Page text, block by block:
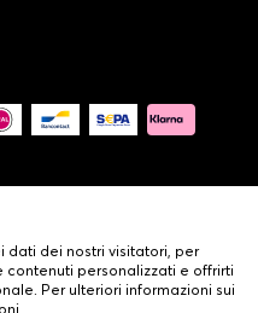
dati dei nostri visitatori, per
contenuti personalizzati e offrirti
Per ulteriori informazioni sui